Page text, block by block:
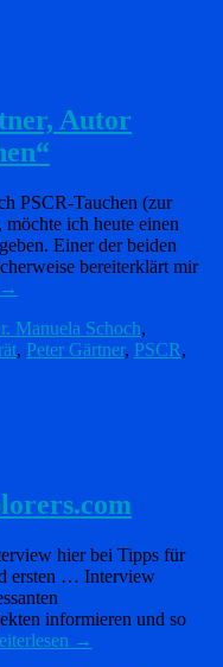
Autor
PSCR-Tauchen (zur
ich heute einen
Einer der beiden
bereiterklärt mir
→
Manuela Schoch,
, Peter Gärtner, PSCR,
hier bei Tipps für
ersten … Interview
informieren und so
→